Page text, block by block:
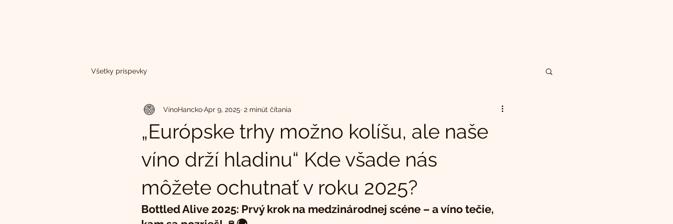
Všetky príspevky
„Európske trhy možno kolíšu, ale naše
víno drží hladinu“ Kde všade nás
môžete ochutnať v roku 2025?
VínoHanckoApr 9, 2025 2 minút čítania
Bottled Alive 2025: Prvý krok na medzinárodnej scéne – a víno tečie,